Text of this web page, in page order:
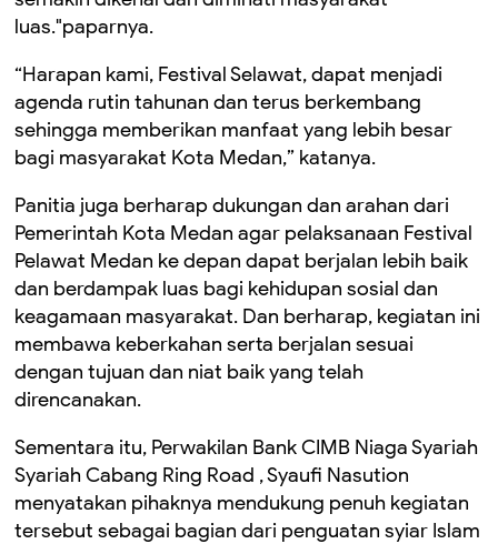
luas."paparnya.
“Harapan kami, Festival Selawat, dapat menjadi
agenda rutin tahunan dan terus berkembang
sehingga memberikan manfaat yang lebih besar
bagi masyarakat Kota Medan,” katanya.
Panitia juga berharap dukungan dan arahan dari
Pemerintah Kota Medan agar pelaksanaan Festival
Pelawat Medan ke depan dapat berjalan lebih baik
dan berdampak luas bagi kehidupan sosial dan
keagamaan masyarakat. Dan berharap, kegiatan ini
membawa keberkahan serta berjalan sesuai
dengan tujuan dan niat baik yang telah
direncanakan.
Sementara itu, Perwakilan Bank CIMB Niaga Syariah
Syariah Cabang Ring Road , Syaufi Nasution
menyatakan pihaknya mendukung penuh kegiatan
tersebut sebagai bagian dari penguatan syiar Islam